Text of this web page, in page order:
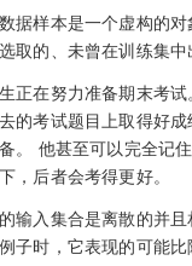
据样本是一个虚构的
的、未曾在训练集中
正在努力准备期末考
的考试题目上取得好
。 他甚至可以完全记
，后者会考得更好。
输入集合是离散的并
子时，它表现的可能
28×28